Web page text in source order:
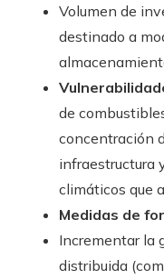
Volumen de
destinado a
de
concentración
infraestructura
climáticos que
Medidas de
Incrementar la
distribuida